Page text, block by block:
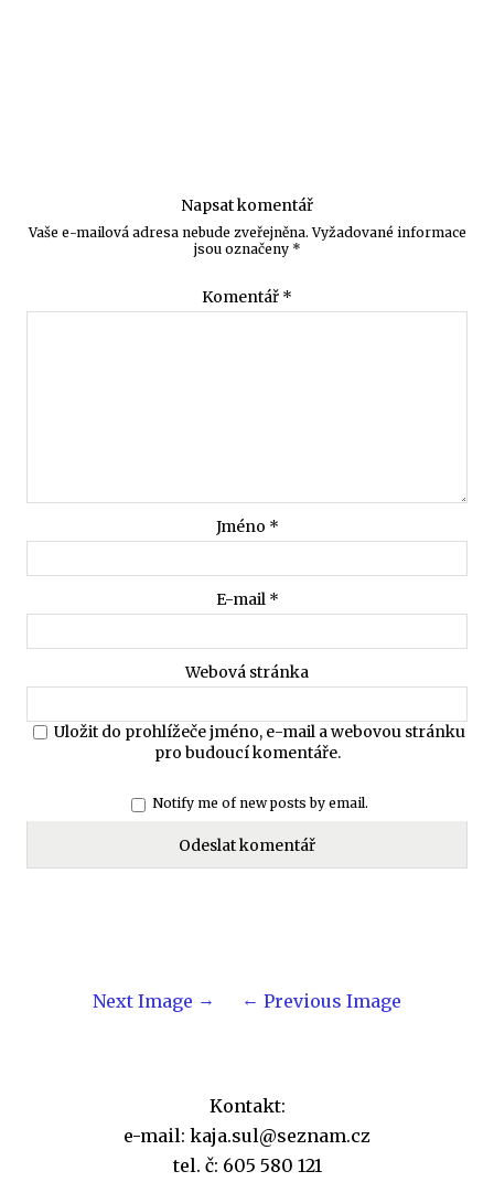
Napsat komentář
Vaše e-mailová adresa nebude zveřejněna. Vyžadované informace
jsou označeny *
Komentář *
Jméno *
E-mail *
Webová stránka
Uložit do prohlížeče jméno, e-mail a webovou stránku
pro budoucí komentáře.
Notify me of new posts by email.
Next Image Previous Image
Kontakt:
e-mail: kaja.sul@seznam.cz
tel. č: 605 580 121